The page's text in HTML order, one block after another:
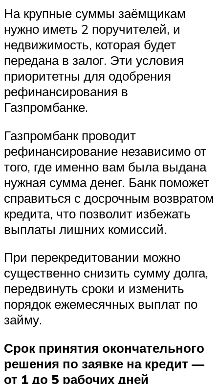
На крупные суммы заёмщикам
нужно иметь 2 поручителей, и
недвижимость, которая будет
передана в залог. Эти условия
приоритетны для одобрения
рефинансирования в
Газпромбанке.
Газпромбанк проводит
рефинансирование независимо от
того, где именно вам была выдана
нужная сумма денег. Банк поможет
справиться с досрочным возвратом
кредита, что позволит избежать
выплаты лишних комиссий.
При перекредитовании можно
существенно снизить сумму долга,
передвинуть сроки и изменить
порядок ежемесячных выплат по
займу.
Срок принятия окончательного
решения по заявке на кредит —
от 1 до 5 рабочих дней